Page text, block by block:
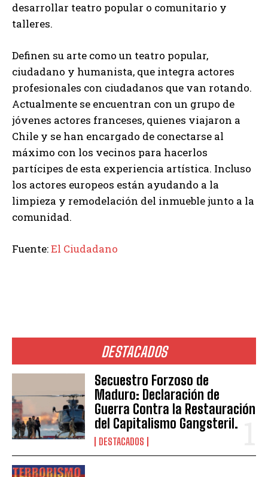
DESTACADOS
Secuestro Forzoso de
Maduro: Declaración de
Guerra Contra la Restauración
del Capitalismo Gangsteril.
DESTACADOS
desarrollar teatro popular o comunitario y
talleres.
Definen su arte como un teatro popular,
ciudadano y humanista, que integra actores
profesionales con ciudadanos que van rotando.
Actualmente se encuentran con un grupo de
jóvenes actores franceses, quienes viajaron a
Chile y se han encargado de conectarse al
máximo con los vecinos para hacerlos
partícipes de esta experiencia artística. Incluso
los actores europeos están ayudando a la
limpieza y remodelación del inmueble junto a la
comunidad.
Fuente:El Ciudadano